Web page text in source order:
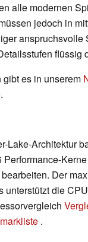
alle modernen
jedoch in
flüssig
gibt es in unserem
.
Lake-Architektur
Performance-
Der
unterstützt die
.